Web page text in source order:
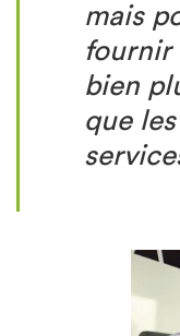
mais
fournir
bien
que